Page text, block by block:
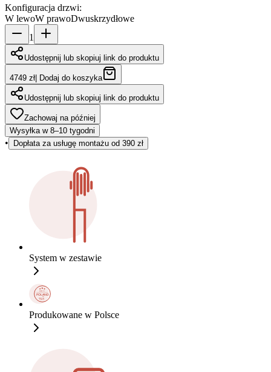
Konfiguracja drzwi:
W lewoW prawoDwuskrzydłowe
1
Udostępnij lub skopiuj link do produktu
4749 zł| Dodaj do koszyka
Udostępnij lub skopiuj link do produktu
Zachowaj na później
Wysyłka w 8–10 tygodni
• Dopłata za usługę montażu od 390 zł
System w zestawie
Produkowane w Polsce